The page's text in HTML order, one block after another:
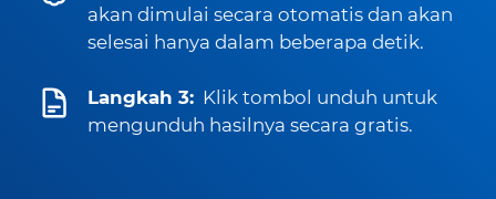
akan dimulai secara otomatis dan akan
selesai hanya dalam beberapa detik.
Langkah 3: Klik tombol unduh untuk
mengunduh hasilnya secara gratis.